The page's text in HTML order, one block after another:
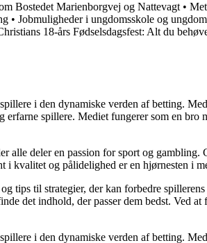
Bostedet Marienborgvej og Nattevagt •
• Jobmuligheder i ungdomsskole og
18-års Fødselsdagsfest: Alt du
i den dynamiske verden af betting.
spillere. Mediet fungerer som en
alle deler en passion for sport og
i kvalitet og pålidelighed er en hjørnesten
tips til strategier, der kan forbedre
det indhold, der passer dem bedst. Ved
i den dynamiske verden af betting.